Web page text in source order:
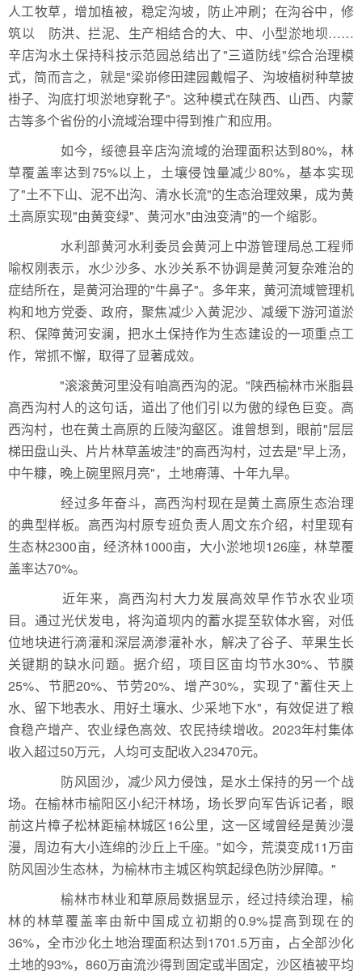
人工牧草，增加植被，稳定沟坡，防止冲刷；在沟谷中，修
筑以 防洪、拦泥、生产相结合的大、中、小型淤地坝……
辛店沟水土保持科技示范园总结出了"三道防线"综合治理模
式，简而言之，就是"梁峁修田建园戴帽子、沟坡植树种草披
褂子、沟底打坝淤地穿靴子"。这种模式在陕西、山西、内蒙
古等多个省份的小流域治理中得到推广和应用。
如今，绥德县辛店沟流域的治理面积达到80%，林
草覆盖率达到75%以上，土壤侵蚀量减少80%，基本实现
了"土不下山、泥不出沟、清水长流"的生态治理效果，成为黄
土高原实现"由黄变绿"、黄河水"由浊变清"的一个缩影。
水利部黄河水利委员会黄河上中游管理局总工程师
喻权刚表示，水少沙多、水沙关系不协调是黄河复杂难治的
症结所在，是黄河治理的"牛鼻子"。多年来，黄河流域管理机
构和地方党委、政府，聚焦减少入黄泥沙、减缓下游河道淤
积、保障黄河安澜，把水土保持作为生态建设的一项重点工
作，常抓不懈，取得了显著成效。
"滚滚黄河里没有咱高西沟的泥。"陕西榆林市米脂县
高西沟村人的这句话，道出了他们引以为傲的绿色巨变。 高
西沟村，也在黄土高原的丘陵沟壑区。 谁曾想到，眼前"层层
梯田盘山头、片片林草盖坡洼"的高西沟村，过去是"早上汤，
中午糠，晚上碗里照月亮"，土地瘠薄、十年九旱。
经过多年奋斗，高西沟村现在是黄土高原生态治理
的典型样板。高西沟村原专班负责人周文东介绍，村里现有
生态林2300亩，经济林1000亩，大小淤地坝126座，林草覆
盖率达70%。
近年来，高西沟村大力发展高效旱作节水农业项
目。通过光伏发电，将沟道坝内的蓄水提至软体水窖，对低
位地块进行滴灌和深层滴渗灌补水，解决了谷子、苹果生长
关键期的缺水问题。据介绍，项目区亩均节水30%、节膜
25%、节肥20%、节劳20%、增产30%，实现了"蓄住天上
水、留下地表水、用好土壤水、少采地下水"，有效促进了粮
食稳产增产、农业绿色高效、农民持续增收。2023年村集体
收入超过50万元，人均可支配收入23470元。
防风固沙，减少风力侵蚀，是水土保持的另一个战
场。在榆林市榆阳区小纪汗林场，场长罗向军告诉记者，眼
前这片樟子松林距榆林城区16公里，这一区域曾经是黄沙漫
漫，周边有大小连绵的沙丘上千座。"如今，荒漠变成11万亩
防风固沙生态林，为榆林市主城区构筑起绿色防沙屏障。"
榆林市林业和草原局数据显示，经过持续治理，榆
林的林草覆盖率由新中国成立初期的0.9%提高到现在的
36%，全市沙化土地治理面积达到1701.5万亩，占全部沙化
土地的93%，860万亩流沙得到固定或半固定，沙区植被平均